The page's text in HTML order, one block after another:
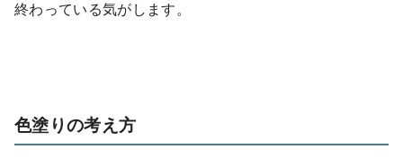
終わっている気がします。
色塗りの考え方